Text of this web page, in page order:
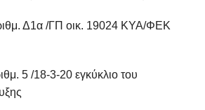
Δ1α /ΓΠ οικ. 19024 ΚΥΑ/ΦΕΚ
5 /18-3-20 εγκύκλιο του